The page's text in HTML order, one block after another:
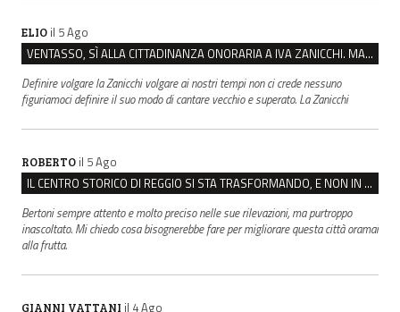
ELIO il 5 Ago
VENTASSO, SÌ ALLA CITTADINANZA ONORARIA A IVA ZANICCHI. MA BARGIACCHI: “È DI PESSIMO GUSTO”
Definire volgare la Zanicchi volgare ai nostri tempi non ci crede nessuno
figuriamoci definire il suo modo di cantare vecchio e superato. La Zanicchi
ROBERTO il 5 Ago
IL CENTRO STORICO DI REGGIO SI STA TRASFORMANDO, E NON IN MEGLIO
Bertoni sempre attento e molto preciso nelle sue rilevazioni, ma purtroppo
inascoltato. Mi chiedo cosa bisognerebbe fare per migliorare questa città oramai
alla frutta.
GIANNI VATTANI il 4 Ago